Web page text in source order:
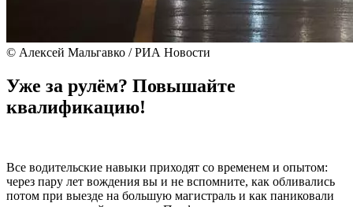
© Алексей Мальгавко / РИА Новости
Уже за рулём? Повышайте
квалификацию!
Все водительские навыки приходят со временем и опытом:
через пару лет вождения вы и не вспомните, как обливались
потом при выезде на большую магистраль и как паниковали